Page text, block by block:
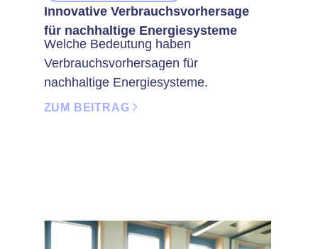
Innovative Verbrauchsvorhersage
für nachhaltige Energiesysteme
Welche Bedeutung haben
Verbrauchsvorhersagen für
nachhaltige Energiesysteme.
ZUM BEITRAG